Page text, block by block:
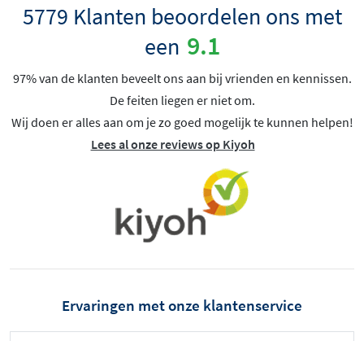
5779 Klanten beoordelen ons met
een 9.1
97% van de klanten beveelt ons aan bij vrienden en kennissen.
De feiten liegen er niet om.
Wij doen er alles aan om je zo goed mogelijk te kunnen helpen!
Lees al onze reviews op Kiyoh
Ervaringen met onze klantenservice